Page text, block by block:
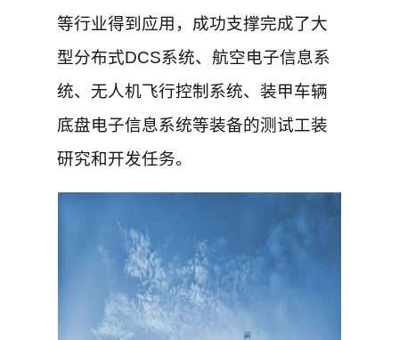
等行业得到应用，成功支撑完成了大
型分布式DCS系统、航空电子信息系
统、无人机飞行控制系统、装甲车辆
底盘电子信息系统等装备的测试工装
研究和开发任务。